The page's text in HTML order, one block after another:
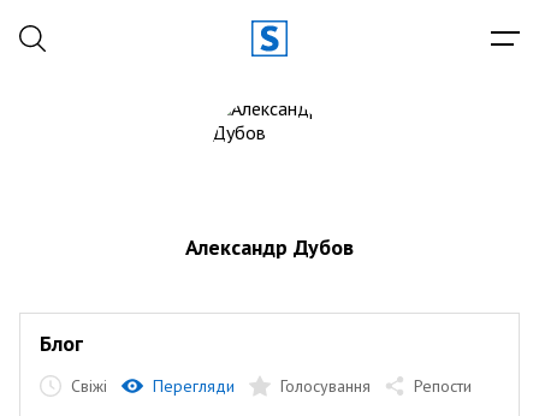
Александр Дубов
Блог
Свіжі Перегляди Голосування Репости